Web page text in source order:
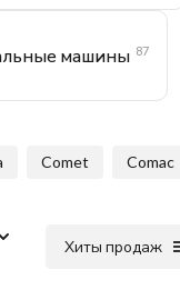
машины 87
Comet Comac
Хиты продаж